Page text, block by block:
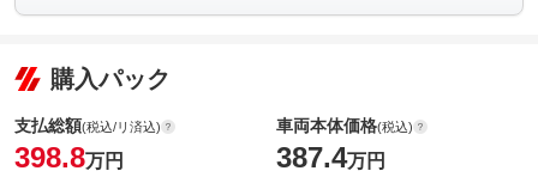
購入パック
支払総額(税込/リ済込)
398.8万円
車両本体価格(税込)
387.4万円